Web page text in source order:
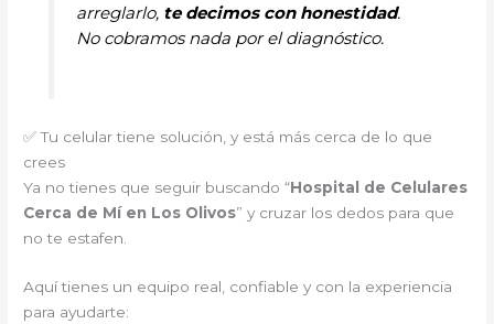
arreglarlo, te decimos con honestidad.
No cobramos nada por el diagnóstico.
✅ Tu celular tiene solución, y está más cerca de lo que
crees
Ya no tienes que seguir buscando “Hospital de Celulares
Cerca de Mí en Los Olivos” y cruzar los dedos para que
no te estafen.
Aquí tienes un equipo real, confiable y con la experiencia
para ayudarte: